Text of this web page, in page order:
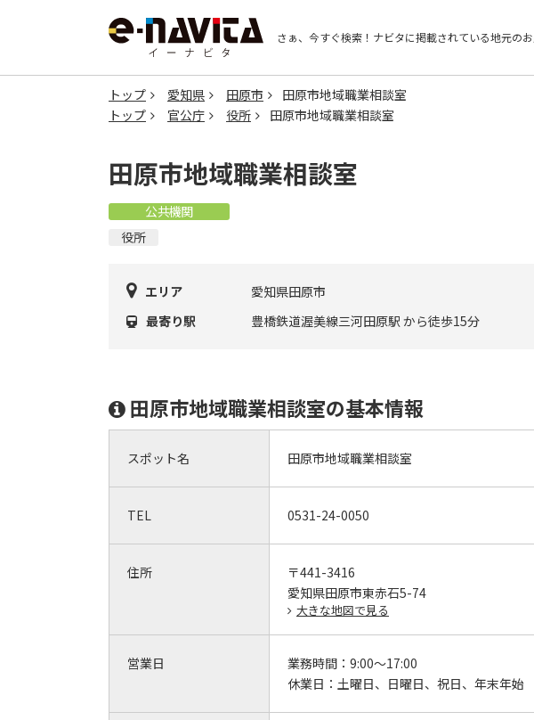
さぁ、今すぐ検索！ ナビタに掲載されている地元の
トップ 愛知県 田原市
田原市地域職業相談室
トップ
官公庁 役所 田原市地域職業相談室
田原市地域職業相談室
公共機関
役所
エリア
愛知県田原市
最寄り駅
豊橋鉄道渥美線三河田原駅 から徒歩15分
田原市地域職業相談室の基本情報
スポット名 田原市地域職業相談室
TEL 0531-24-0050
住所
〒441-3416
愛知県田原市東赤石5-74
大きな地図で見る
営業日 業務時間： 9:00～17:00
休業日： 土曜日、日曜日、祝日、年末年始